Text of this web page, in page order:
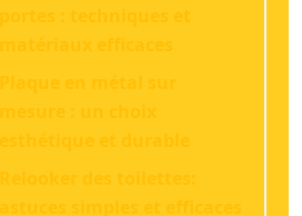
portes : techniques et
matériaux efficaces
Plaque en métal sur
mesure : un choix
esthétique et durable
Relooker des toilettes:
astuces simples et efficaces